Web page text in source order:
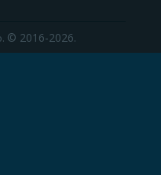
© 2016-2026.